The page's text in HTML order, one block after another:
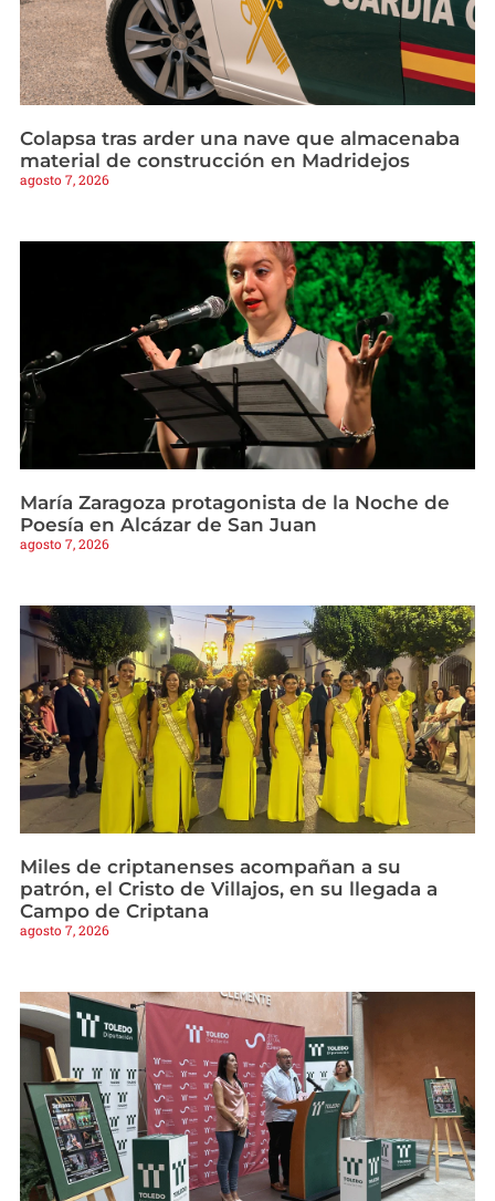
Colapsa tras arder una nave que almacenaba
material de construcción en Madridejos
agosto 7, 2026
María Zaragoza protagonista de la Noche de
Poesía en Alcázar de San Juan
agosto 7, 2026
Miles de criptanenses acompañan a su
patrón, el Cristo de Villajos, en su llegada a
Campo de Criptana
agosto 7, 2026